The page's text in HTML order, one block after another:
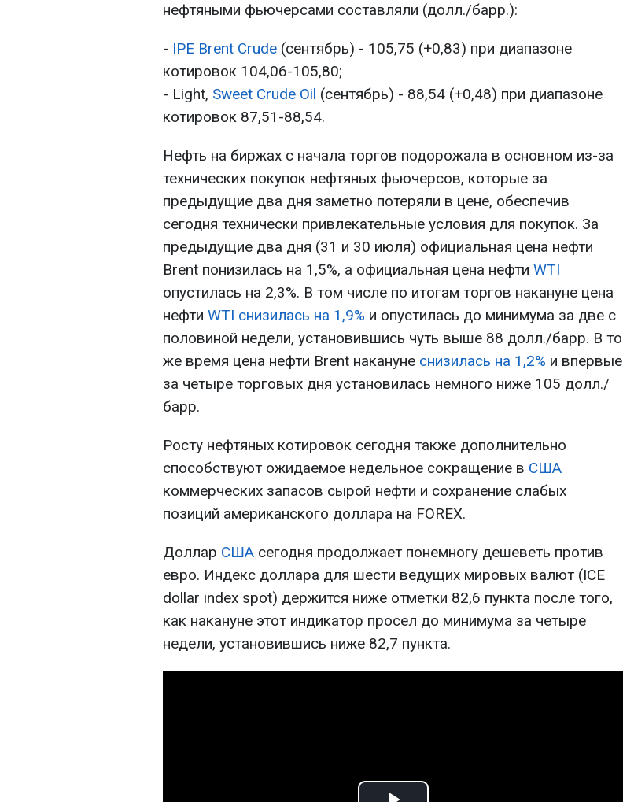
нефтяными фьючерсами составляли (долл./барр.):
- IPE Brent Crude (сентябрь) - 105,75 (+0,83) при диапазоне
котировок 104,06-105,80;
- Light, Sweet Crude Oil (сентябрь) - 88,54 (+0,48) при диапазоне
котировок 87,51-88,54.
Нефть на биржах с начала торгов подорожала в основном из-за
технических покупок нефтяных фьючерсов, которые за
предыдущие два дня заметно потеряли в цене, обеспечив
сегодня технически привлекательные условия для покупок. За
предыдущие два дня (31 и 30 июля) официальная цена нефти
Brent понизилась на 1,5%, а официальная цена нефти WTI
опустилась на 2,3%. В том числе по итогам торгов накануне цена
нефти WTI снизилась на 1,9% и опустилась до минимума за две с
половиной недели, установившись чуть выше 88 долл./барр. В то
же время цена нефти Brent накануне снизилась на 1,2% и впервые
за четыре торговых дня установилась немного ниже 105 долл./
барр.
Росту нефтяных котировок сегодня также дополнительно
способствуют ожидаемое недельное сокращение в США
коммерческих запасов сырой нефти и сохранение слабых
позиций американского доллара на FOREX.
Доллар США сегодня продолжает понемногу дешеветь против
евро. Индекс доллара для шести ведущих мировых валют (ICE
dollar index spot) держится ниже отметки 82,6 пункта после того,
как накануне этот индикатор просел до минимума за четыре
недели, установившись ниже 82,7 пункта.